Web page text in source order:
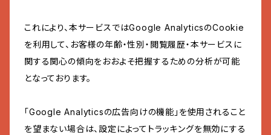
これにより、本サービスではGoogle AnalyticsのCookie
を利用して、お客様の年齢・性別・閲覧履歴・本サービスに
関する関心の傾向をおおよそ把握するための分析が可能
となっております。
「Google Analyticsの広告向けの機能」を使用されること
を望まない場合は、設定によってトラッキングを無効にする